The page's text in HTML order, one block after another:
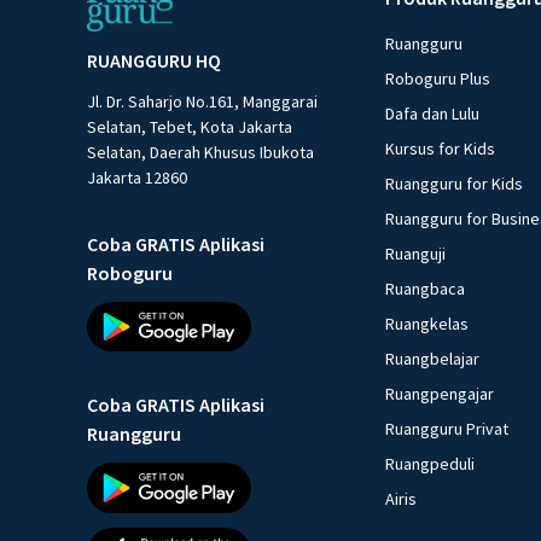
RUANGGURU HQ
Jl. Dr. Saharjo No.161, Manggarai
Selatan, Tebet, Kota Jakarta
Selatan, Daerah Khusus Ibukota
Jakarta 12860
Coba GRATIS Aplikasi
Roboguru
Coba GRATIS Aplikasi
Ruangguru
Ruangguru
Roboguru Plus
Dafa dan Lulu
Kursus for Kids
Ruangguru for Kids
Ruangguru for
Ruanguji
Ruangbaca
Ruangkelas
Ruangbelajar
Ruangpengajar
Ruangguru Privat
Ruangpeduli
Airis